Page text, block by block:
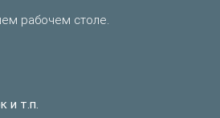
рабочем столе.
и т.п.